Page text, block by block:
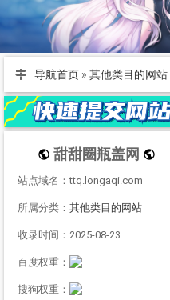
导航首页 » 其他类目的网站
甜甜圈瓶盖网
站点域名：ttq.longaqi.com
所属分类： 其他类目的网站
收录时间：2025-08-23
百度权重：
搜狗权重：